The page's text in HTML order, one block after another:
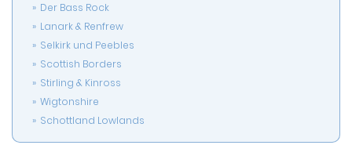
Der Bass Rock
Lanark & Renfrew
Selkirk und Peebles
Scottish Borders
Stirling & Kinross
Wigtonshire
Schottland Lowlands